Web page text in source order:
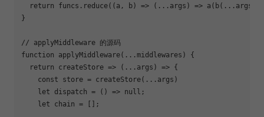
return funcs.reduce( ( a, b) => (...args) => a(b(...args)))
}
// applyMiddleware 的源码
function
applyMiddleware( ...middlewares ) {
return
createStore => (...args) => {
const store = createStore(...args)
let dispatch = () => null ;
let chain = [];